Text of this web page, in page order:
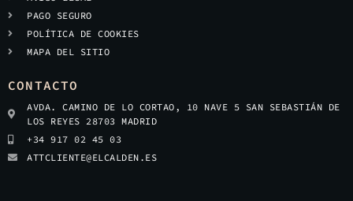
PAGO SEGURO
POLÍTICA DE COOKIES
MAPA DEL SITIO
CONTACTO
AVDA. CAMINO DE LO CORTAO, 10 NAVE 5 SAN SEBASTIÁN DE
LOS REYES 28703 MADRID
+34 917 02 45 03
ATTCLIENTE@ELCALDEN.ES